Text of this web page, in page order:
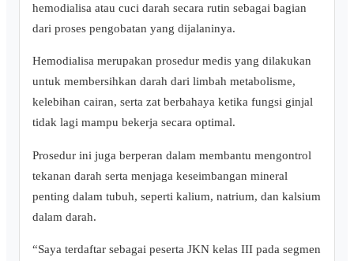
hemodialisa atau cuci darah secara rutin sebagai bagian
dari proses pengobatan yang dijalaninya.
Hemodialisa merupakan prosedur medis yang dilakukan
untuk membersihkan darah dari limbah metabolisme,
kelebihan cairan, serta zat berbahaya ketika fungsi ginjal
tidak lagi mampu bekerja secara optimal.
Prosedur ini juga berperan dalam membantu mengontrol
tekanan darah serta menjaga keseimbangan mineral
penting dalam tubuh, seperti kalium, natrium, dan kalsium
dalam darah.
“Saya terdaftar sebagai peserta JKN kelas III pada segmen